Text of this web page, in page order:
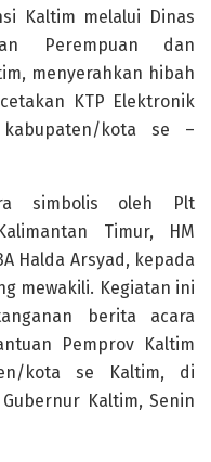
Kaltim melalui Dinas
Perempuan dan
menyerahkan hibah
KTP Elektronik
kabupaten/kota se –
simbolis oleh Plt
Timur, HM
Halda Arsyad, kepada
mewakili. Kegiatan ini
berita acara
Pemprov Kaltim
kota se Kaltim, di
Kaltim, Senin